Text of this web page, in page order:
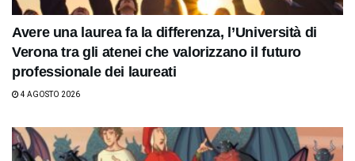
Avere una laurea fa la differenza, l’Università di
Verona tra gli atenei che valorizzano il futuro
professionale dei laureati
4 AGOSTO 2026